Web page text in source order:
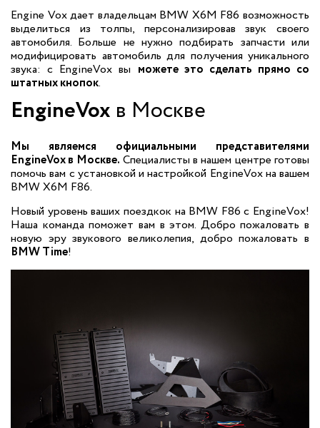
Engine Vox дает владельцам BMW X6M F86 возможность
выделиться из толпы, персонализировав звук своего
автомобиля. Больше не нужно подбирать запчасти или
модифицировать автомобиль для получения уникального
звука: с EngineVox вы можете это сделать прямо со
штатных кнопок.
EngineVox в Москве
Мы являемся официальными представителями
EngineVox в Москве. Специалисты в нашем центре готовы
помочь вам с установкой и настройкой EngineVox на вашем
BMW X6M F86.
Новый уровень ваших поездкок на BMW F86 с EngineVox!
Наша команда поможет вам в этом. Добро пожаловать в
новую эру звукового великолепия, добро пожаловать в
BMW Time!